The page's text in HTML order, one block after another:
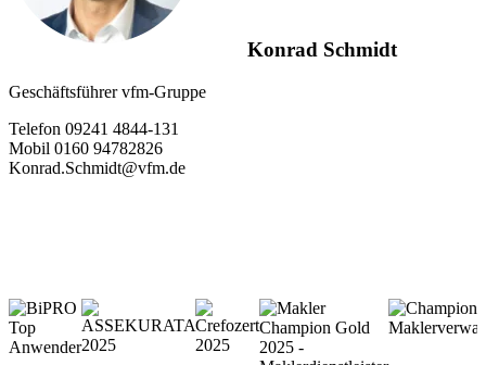
Konrad Schmidt
Geschäftsführer vfm-Gruppe
Telefon 09241 4844-131
Mobil 0160 94782826
Konrad.Schmidt@vfm.de